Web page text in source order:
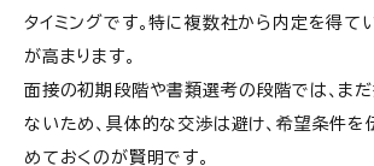
タイミングです。特に複数社から内定を得て
が高まります。
面接の初期段階や書類選考の段階では、ま
ないため、具体的な交渉は避け、希望条件を
めておくのが賢明です。